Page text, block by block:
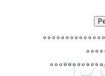
o o o o o o o o o o o o o o
o o o o
o o o o o o o o o o o o